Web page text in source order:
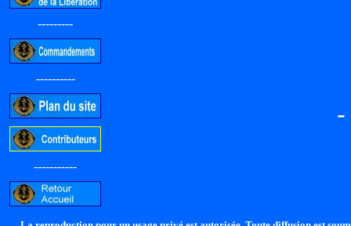
---------
----------
-----------
-